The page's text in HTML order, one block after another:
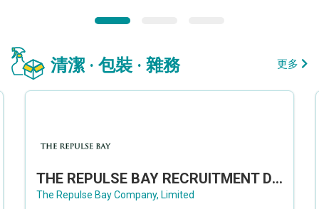
清潔 · 包裝 · 雜務 更多
THE REPULSE BAY RECRUITMENT DAY 淺水灣影灣園人才招聘會
The Repulse Bay Company, Limited